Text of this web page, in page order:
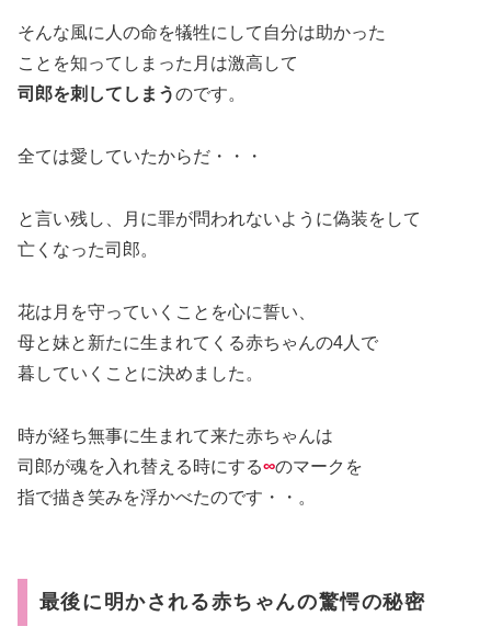
そんな風に人の命を犠牲にして自分は助かった
ことを知ってしまった月は激高して
司郎を刺してしまうのです。
全ては愛していたからだ・・・
と言い残し、月に罪が問われないように偽装をして
亡くなった司郎。
花は月を守っていくことを心に誓い、
母と妹と新たに生まれてくる赤ちゃんの4人で
暮していくことに決めました。
時が経ち無事に生まれて来た赤ちゃんは
司郎が魂を入れ替える時にする∞のマークを
指で描き笑みを浮かべたのです・・。
最後に明かされる赤ちゃんの驚愕の秘密